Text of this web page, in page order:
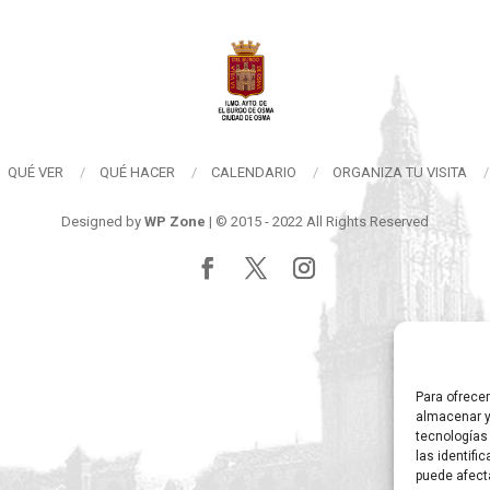
Para
almacenar
tecnologías
las
puede
QUÉ VER QUÉ HACER CALENDARIO ORGANIZA TU VISITA
Designed by WP Zone | © 2015 - 2022 All Rights Reserved